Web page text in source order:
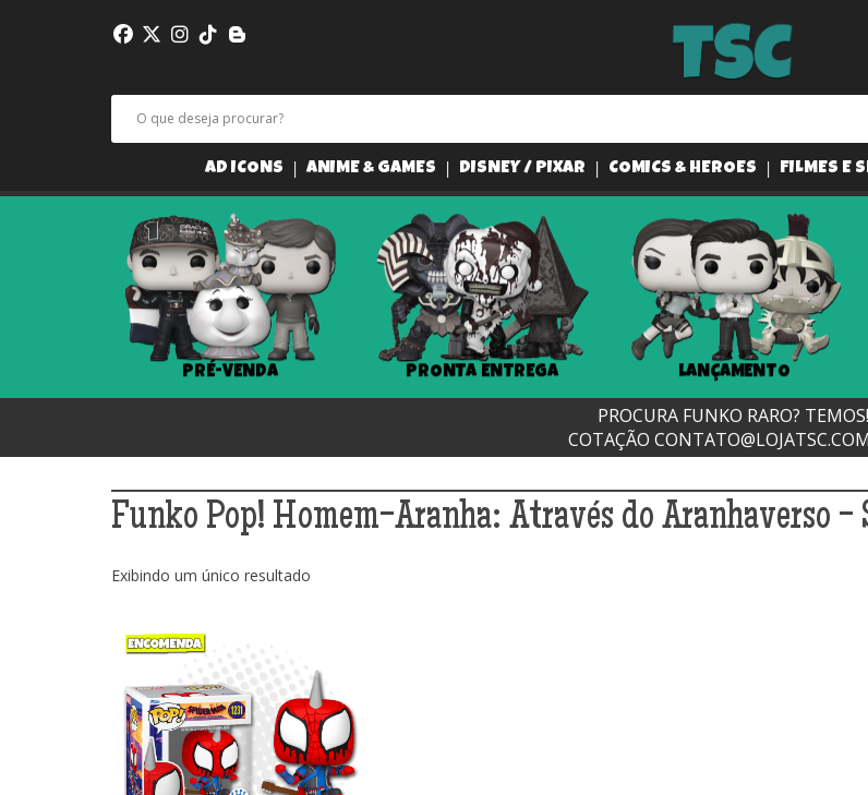
AD ICONS ANIME & GAMES DISNEY / PIXAR COMICS & HEROES FILMES E
PRÉ-VENDA PRONTA ENTREGA LANÇAMENTO
PROCURA FUNKO RARO? TEMOS!
COTAÇÃO
Funko Pop! Homem-Aranha: Através do Aranhaverso
Exibindo um único resultado